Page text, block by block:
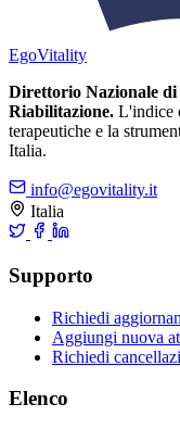
EgoVitality
Direttorio Nazionale
Riabilitazione. L'indice
terapeutiche e la
Italia.
info@egovitality.it
Italia
Supporto
Richiedi
Aggiungi nuova
Richiedi
Elenco